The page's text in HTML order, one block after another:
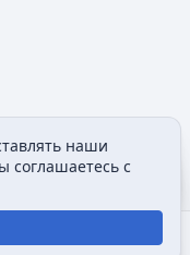
Просмотры
наши
соглашаетесь с